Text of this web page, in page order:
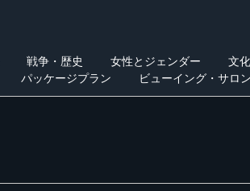
戦争・歴史 女性とジェンダー 文
パッケージプラン ビューイング・サロン